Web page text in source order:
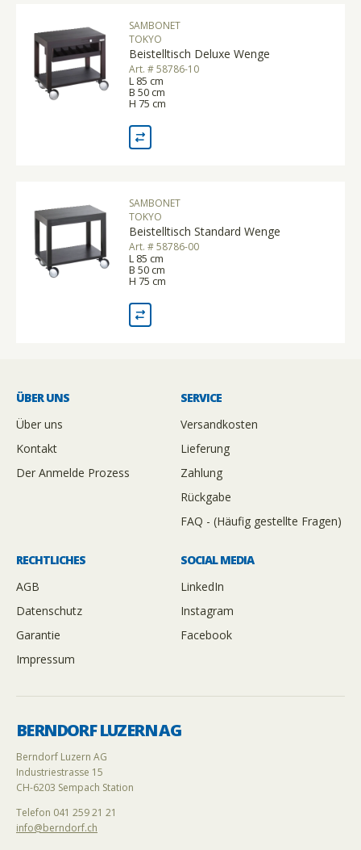
SAMBONET
TOKYO
Beistelltisch Deluxe Wenge
Art. # 58786-10
L 85 cm
B 50 cm
H 75 cm
SAMBONET
TOKYO
Beistelltisch Standard Wenge
Art. # 58786-00
L 85 cm
B 50 cm
H 75 cm
ÜBER UNS
Über uns
Kontakt
Der Anmelde Prozess
SERVICE
Versandkosten
Lieferung
Zahlung
Rückgabe
FAQ - (Häufig gestellte Fragen)
RECHTLICHES
AGB
Datenschutz
Garantie
Impressum
SOCIAL MEDIA
LinkedIn
Instagram
Facebook
BERNDORF LUZERN AG
Berndorf Luzern AG
Industriestrasse 15
CH-6203 Sempach Station
Telefon 041 259 21 21
info@berndorf.ch